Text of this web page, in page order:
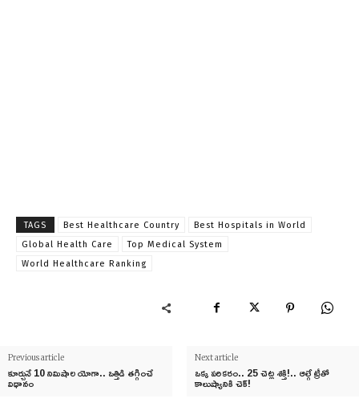
TAGS Best Healthcare Country
Best Hospitals in World
Global Health Care
Top Medical System
World Healthcare Ranking
Previous article
కూర్చునే 10 నిమిషాల యోగా.. ఒత్తిడి తగ్గించే
విధానం
Next article
ఒక్క పరికరం.. 25 చెట్ల శక్తి!.. ఆల్గే ట్రీతో
కాలుష్యానికి చెక్!